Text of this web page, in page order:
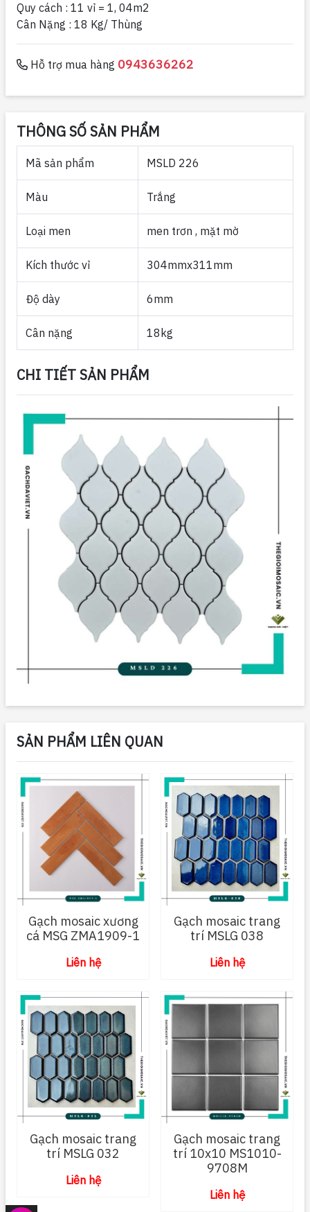
Quy cách : 11 vỉ = 1, 04m2
Cân Nặng : 18 Kg/ Thùng
Hỗ trợ mua hàng 0943636262
THÔNG SỐ SẢN PHẨM
Mã sản phẩm MSLD 226
Màu Trắng
Loại men men trơn , mặt mờ
Kích thước vỉ 304mmx311mm
Độ dày 6mm
Cân nặng 18kg
CHI TIẾT SẢN PHẨM
SẢN PHẨM LIÊN QUAN
Gạch mosaic xương
cá MSG ZMA1909-1
Liên hệ
Gạch mosaic trang
trí MSLG 038
Liên hệ
Gạch mosaic trang
trí MSLG 032
Liên hệ
Gạch mosaic trang
trí 10x10 MS1010-
9708M
Liên hệ